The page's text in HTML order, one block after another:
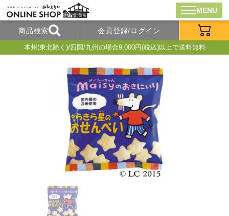
MENU
商品検索 会員登録/ログイン
本州(東北除く)/四国/九州の場合9,000円(税込)以上で送料無料